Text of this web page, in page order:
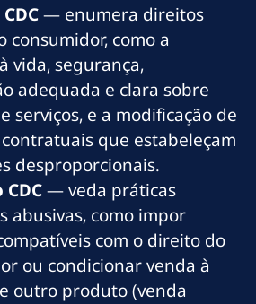
— enumera direitos
consumidor, como a
vida, segurança,
adequada e clara sobre
serviços, e a modificação de
que estabeleçam
desproporcionais.
— veda práticas
abusivas, como impor
com o direito do
ou condicionar venda à
outro produto (venda